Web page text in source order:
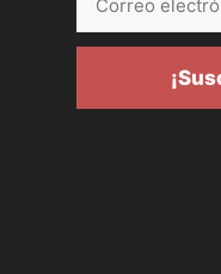
electrónico